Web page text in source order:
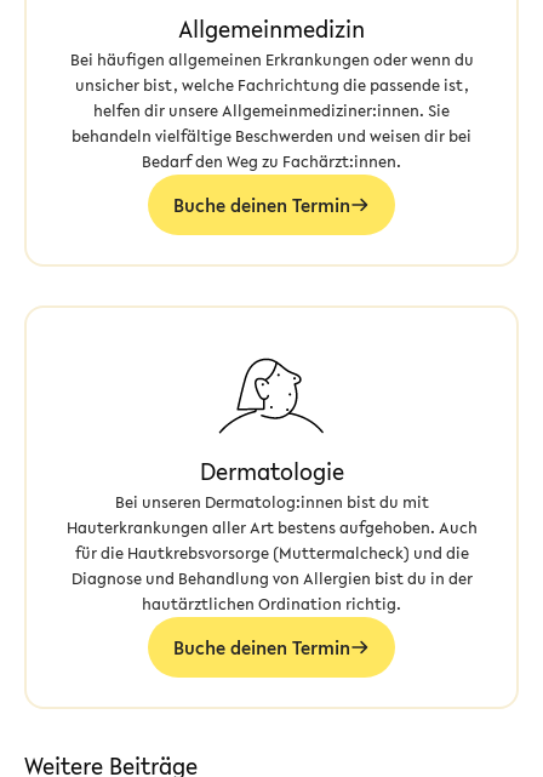
Allgemeinmedizin
Bei häufigen allgemeinen Erkrankungen oder wenn du
unsicher bist, welche Fachrichtung die passende ist,
helfen dir unsere Allgemeinmediziner:innen. Sie
behandeln vielfältige Beschwerden und weisen dir bei
Bedarf den Weg zu Fachärzt:innen.
Buche deinen Termin
Dermatologie
Bei unseren Dermatolog:innen bist du mit
Hauterkrankungen aller Art bestens aufgehoben. Auch
für die Hautkrebsvorsorge (Muttermalcheck) und die
Diagnose und Behandlung von Allergien bist du in der
hautärztlichen Ordination richtig.
Buche deinen Termin
Weitere Beiträge